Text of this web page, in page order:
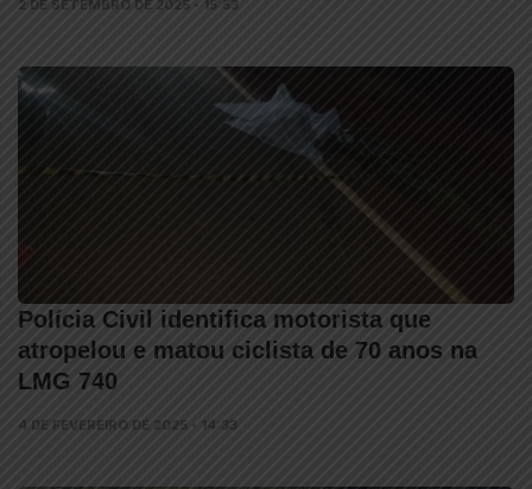
2 DE SETEMBRO DE 2025 • 15:53
Polícia Civil identifica motorista que
atropelou e matou ciclista de 70 anos na
LMG 740
4 DE FEVEREIRO DE 2025 • 14:33